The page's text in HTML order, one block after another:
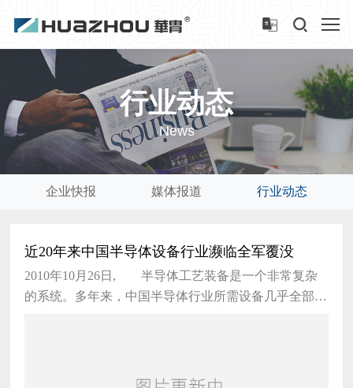
行业动态
News
企业快报 媒体报道 行业动态
近20年来中国半导体设备行业濒临全军覆没
2010年10月26日, 半导体工艺装备是一个非常复杂
的系统。多年来，中国半导体行业所需设备几乎全部依